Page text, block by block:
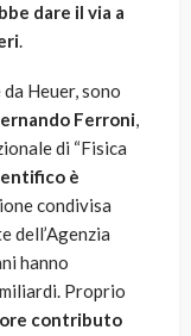
dare il via a
.
Heuer, sono
Ferroni,
di “Fisica
è
condivisa
dell’Agenzia
hanno
Proprio
contributo